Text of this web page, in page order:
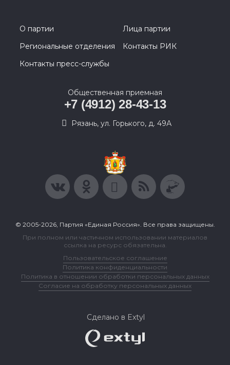
О партии
Лица партии
Региональные отделения
Контакты РИК
Контакты пресс-службы
Общественная приемная
+7 (4912) 28-43-13
Рязань, ул. Горького, д. 49А
© 2005-2026, Партия «Единая Россия». Все права защищены.
При полном или частичном использовании материалов
ссылка на ресурс обязательна.
Пользовательское соглашение
Политика конфиденциальности
Политика в отношении обработки персональных данных
Согласие на обработку персональных данных
Сделано в Extyl